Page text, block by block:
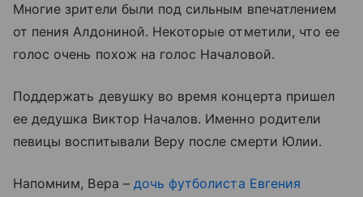
Многие зрители были под сильным впечатлением
от пения Алдониной. Некоторые отметили, что ее
голос очень похож на голос Началовой.
Поддержать девушку во время концерта пришел
ее дедушка Виктор Началов. Именно родители
певицы воспитывали Веру после смерти Юлии.
Напомним, Вера – дочь футболиста Евгения